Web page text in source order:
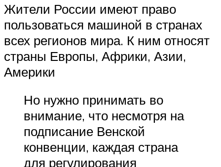
Жители России имеют право
пользоваться машиной в странах
всех регионов мира. К ним относят
страны Европы, Африки, Азии,
Америки
Но нужно принимать во
внимание, что несмотря на
подписание Венской
конвенции, каждая страна
для регулирования